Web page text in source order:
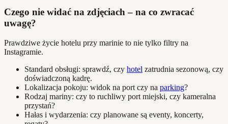
Czego nie widać na zdjęciach – na co zwracać
uwagę?
Prawdziwe życie hotelu przy marinie to nie tylko filtry na
Instagramie.
Standard obsługi: sprawdź, czy hotel zatrudnia sezonową, czy
doświadczoną kadrę.
Lokalizacja pokoju: widok na port czy na parking?
Rodzaj mariny: czy to ruchliwy port miejski, czy kameralna
przystań?
Hałas i wydarzenia: czy planowane są eventy, koncerty,